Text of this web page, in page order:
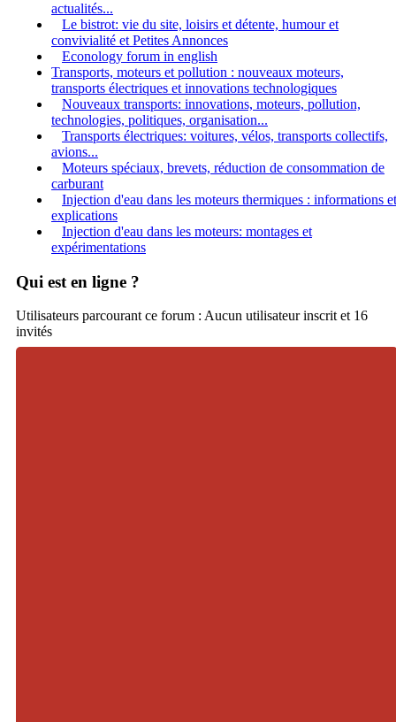
actualités...
Le bistrot: vie du site, loisirs et détente, humour et
convivialité et Petites Annonces
Econology forum in english
Transports, moteurs et pollution : nouveaux moteurs,
transports électriques et innovations technologiques
Nouveaux transports: innovations, moteurs, pollution,
technologies, politiques, organisation...
Transports électriques: voitures, vélos, transports collectifs,
avions...
Moteurs spéciaux, brevets, réduction de consommation de
carburant
Injection d'eau dans les moteurs thermiques : informations et
explications
Injection d'eau dans les moteurs: montages et
expérimentations
Qui est en ligne ?
Utilisateurs parcourant ce forum : Aucun utilisateur inscrit et 16
invités